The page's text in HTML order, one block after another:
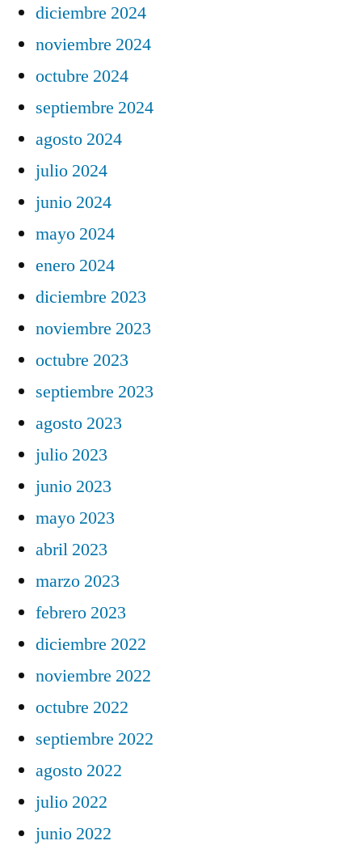
diciembre 2024
noviembre 2024
octubre 2024
septiembre 2024
agosto 2024
julio 2024
junio 2024
mayo 2024
enero 2024
diciembre 2023
noviembre 2023
octubre 2023
septiembre 2023
agosto 2023
julio 2023
junio 2023
mayo 2023
abril 2023
marzo 2023
febrero 2023
diciembre 2022
noviembre 2022
octubre 2022
septiembre 2022
agosto 2022
julio 2022
junio 2022